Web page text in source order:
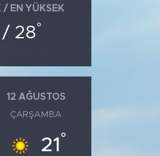
/ EN YÜKSEK
/ 28°
12 AĞUSTOS
ÇARŞAMBA
21 °